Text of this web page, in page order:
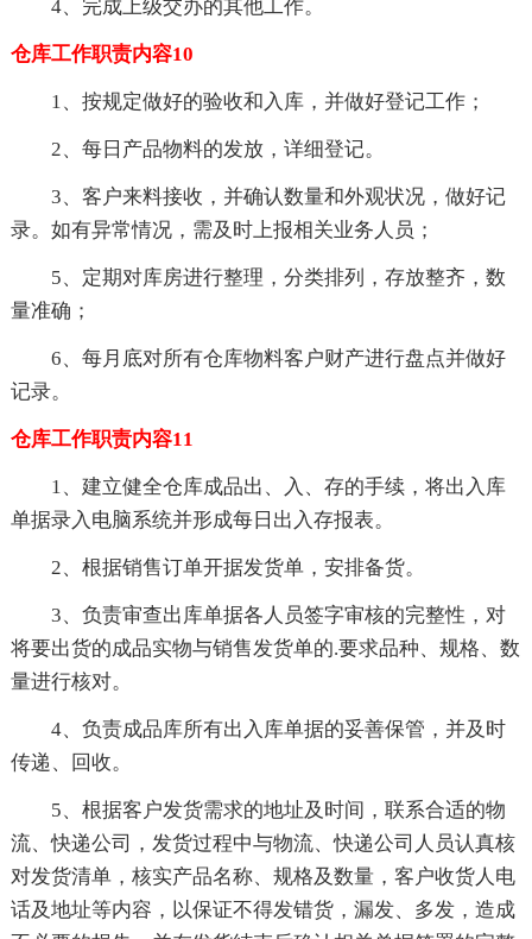
4、完成上级交办的其他工作。
仓库工作职责内容10
1、按规定做好的验收和入库，并做好登记工作；
2、每日产品物料的发放，详细登记。
3、客户来料接收，并确认数量和外观状况，做好记
录。如有异常情况，需及时上报相关业务人员；
5、定期对库房进行整理，分类排列，存放整齐，数
量准确；
6、每月底对所有仓库物料客户财产进行盘点并做好
记录。
仓库工作职责内容11
1、建立健全仓库成品出、入、存的手续，将出入库
单据录入电脑系统并形成每日出入存报表。
2、根据销售订单开据发货单，安排备货。
3、负责审查出库单据各人员签字审核的完整性，对
将要出货的成品实物与销售发货单的.要求品种、规格、数
量进行核对。
4、负责成品库所有出入库单据的妥善保管，并及时
传递、回收。
5、根据客户发货需求的地址及时间，联系合适的物
流、快递公司，发货过程中与物流、快递公司人员认真核
对发货清单，核实产品名称、规格及数量，客户收货人电
话及地址等内容，以保证不得发错货，漏发、多发，造成